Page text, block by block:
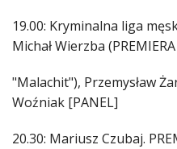
19.00: Kryminalna liga
Michał Wierzba
"Malachit"), Przemysław
Woźniak [PANEL]
20.30: Mariusz Czubaj.